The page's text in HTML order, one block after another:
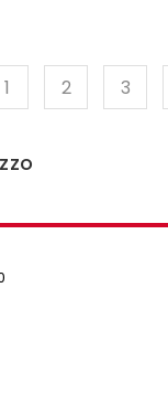
1 2 3